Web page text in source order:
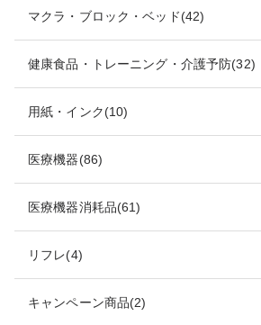
マクラ・ブロック・ベッド(42)
健康食品・トレーニング・介護予防(32)
用紙・インク(10)
医療機器(86)
医療機器消耗品(61)
リフレ(4)
キャンペーン商品(2)